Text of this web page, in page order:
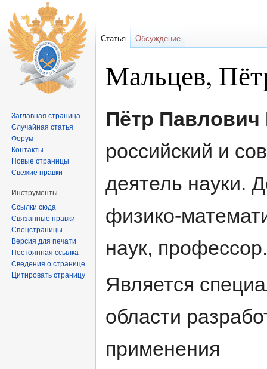
Мальцев,
Пётр
российский и
деятель науки.
физико-
наук, профессор.
Является
области
применения
Статья Обсуждение
Заглавная страница
Случайная статья
Форум
Контакты
Новые страницы
Свежие правки
Инструменты
Ссылки сюда
Связанные правки
Спецстраницы
Версия для печати
Постоянная ссылка
Сведения о странице
Цитировать страницу